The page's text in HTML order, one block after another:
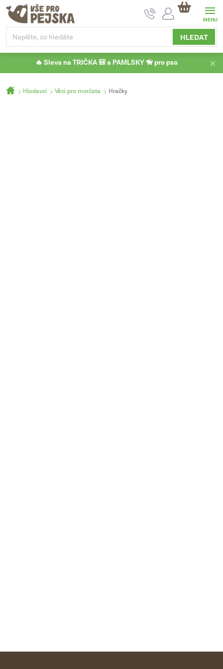
Přejít
obsah
HLEDAT
NÁKUPNÍ
KOŠÍK
🔥 Sleva na TRIČKA 🎒 a PAMLSKY 🦮 pro psa
Domů
Hlodavci Věci pro morčata Hračky